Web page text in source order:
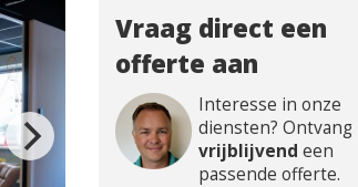
Vraag direct een
offerte aan
Interesse in onze
diensten? Ontvang
vrijblijvend een
passende offerte.